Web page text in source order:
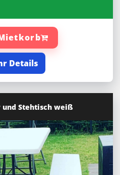
Details
Stehtisch weiß